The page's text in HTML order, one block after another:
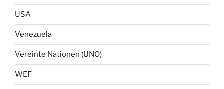
USA
Venezuela
Vereinte Nationen (UNO)
WEF